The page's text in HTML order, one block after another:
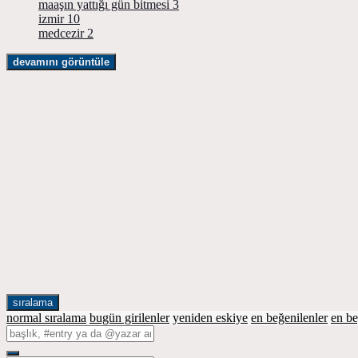
maaşın yattığı gün bitmesi 3
izmir 10
medcezir 2
devamını görüntüle
sıralama
normal sıralama bugün girilenler yeniden eskiye en beğenilenler en